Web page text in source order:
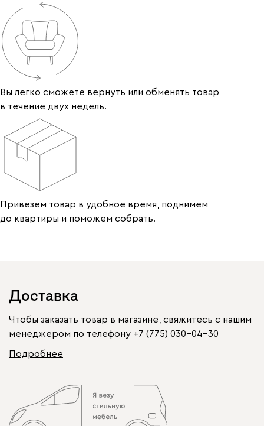
Вы легко сможете вернуть или обменять товар
в течение двух недель.
Привезем товар в удобное время, поднимем
до квартиры и поможем собрать.
Доставка
Чтобы заказать товар в магазине, свяжитесь с нашим
менеджером по телефону +7 (775) 030-04-30
Подробнее